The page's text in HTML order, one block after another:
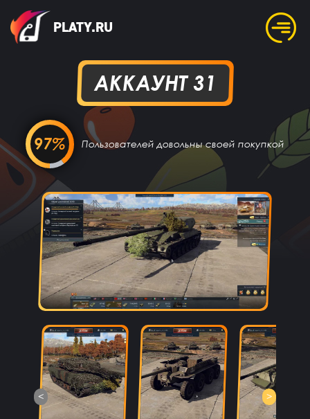
PLATY.RU
АККАУНТ 31
97% Пользователей довольны своей покупкой
< >